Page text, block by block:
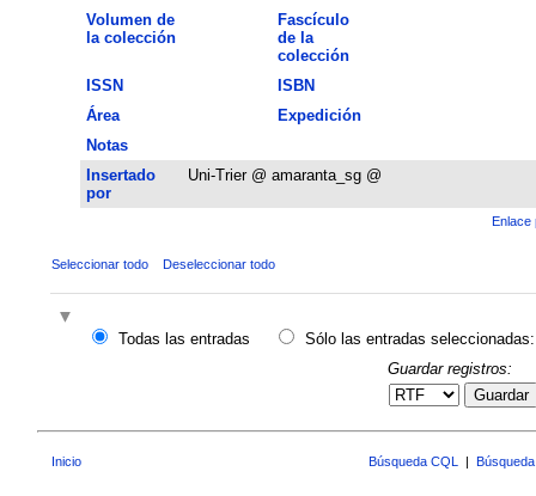
Volumen de
la colección
Fascículo
de la
colección
ISSN
ISBN
Área
Expedición
Notas
Insertado
por
Uni-Trier @ amaranta_sg @
Enlace
Seleccionar todo Deseleccionar todo
Todas las entradas
Sólo las entradas seleccionadas:
Guardar registros:
Guardar
Inicio Búsqueda CQL